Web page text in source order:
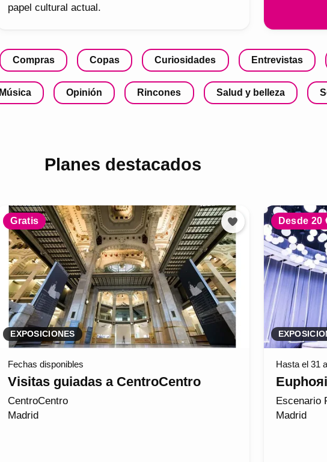
papel cultural actual.
Compras Copas Curiosidades Entrevistas
Música Opinión Rincones Salud y belleza
Planes destacados
Gratis
EXPOSICIONES
Fechas disponibles
Visitas guiadas a CentroCentro
CentroCentro
Madrid
Desde 20
Hasta el 31
Escenario
Madrid